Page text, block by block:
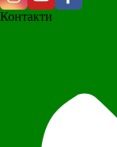
Контакти